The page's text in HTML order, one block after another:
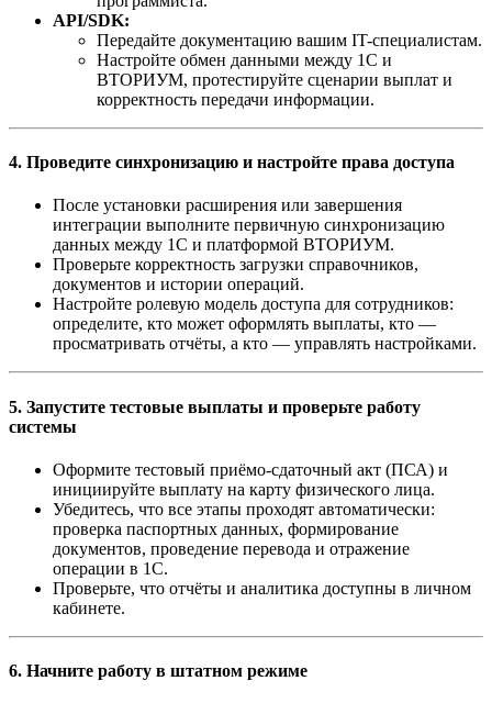
API/SDK:
Передайте документацию вашим IT-специалистам.
Настройте обмен данными между 1С и
ВТОРИУМ, протестируйте сценарии выплат и
корректность передачи информации.
4. Проведите синхронизацию и настройте права доступа
После установки расширения или завершения
интеграции выполните первичную синхронизацию
данных между 1С и платформой ВТОРИУМ.
Проверьте корректность загрузки справочников,
документов и истории операций.
Настройте ролевую модель доступа для сотрудников:
определите, кто может оформлять выплаты, кто —
просматривать отчёты, а кто — управлять настройками.
5. Запустите тестовые выплаты и проверьте работу
системы
Оформите тестовый приёмо-сдаточный акт (ПСА) и
инициируйте выплату на карту физического лица.
Убедитесь, что все этапы проходят автоматически:
проверка паспортных данных, формирование
документов, проведение перевода и отражение
операции в 1С.
Проверьте, что отчёты и аналитика доступны в личном
кабинете.
6. Начните работу в штатном режиме